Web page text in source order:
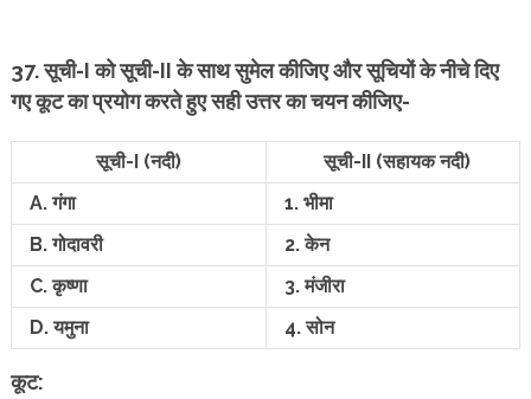
37. सूची-I को सूची-II के साथ सुमेल कीजिए और सूचियों के नीचे दिए
गए कूट का प्रयोग करते हुए सही उत्तर का चयन कीजिए-
सूची-I (नदी) सूची-II (सहायक नदी)
A. गंगा
1. भीमा
B. गोदावरी
2. केन
C. कृष्णा
3. मंजीरा
D. यमुना
4. सोन
कूट: